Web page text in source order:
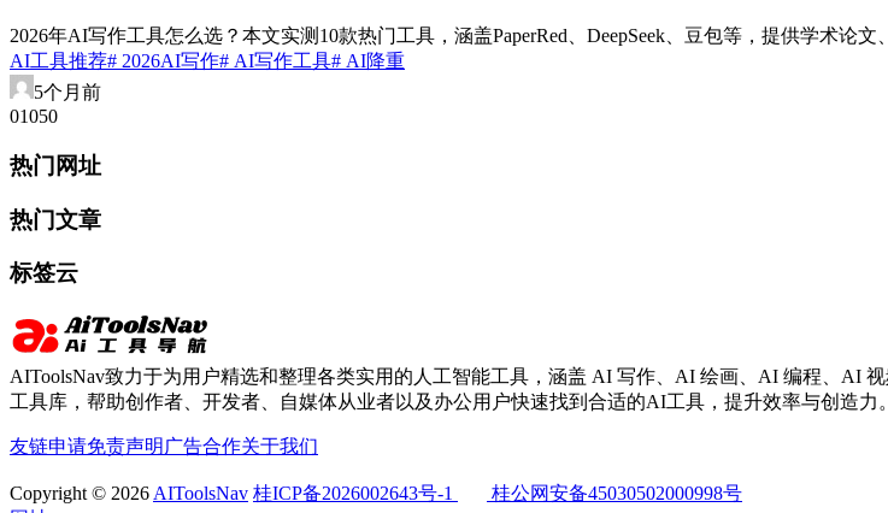
2026年AI写作工具怎么选？本文实测10款热门工具，涵盖PaperRed、DeepSeek、豆包等，提供学术论
AI工具推荐# 2026AI写作# AI写作工具# AI降重
5个月前
01050
热门网址
热门文章
标签云
AIToolsNav致力于为用户精选和整理各类实用的人工智能工具，涵盖 AI 写作、AI 绘画、AI 编程、AI
工具库，帮助创作者、开发者、自媒体从业者以及办公用户快速找到合适的AI工具，提升效率与创造力。
友链申请免责声明 广告合作关于我们
Copyright © 2026 AIToolsNav 桂ICP备2026002643号-1
桂公网安备45030502000998号